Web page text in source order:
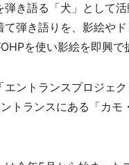
き語る「犬」として
弾き語りを、影絵や
を使い影絵を即興で
ントランスプロジェ
トランスにある「カ